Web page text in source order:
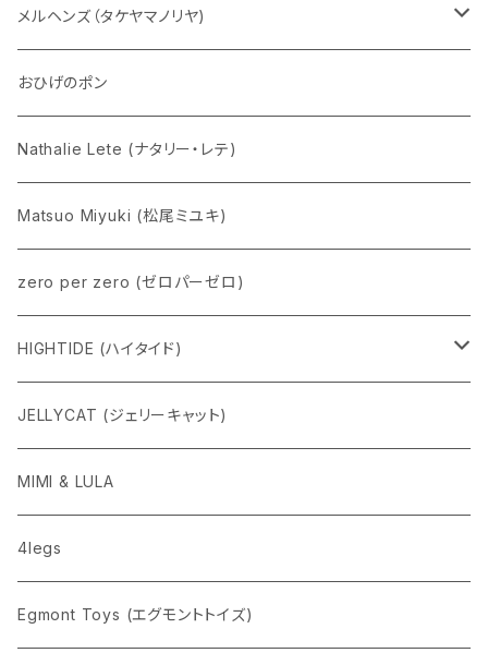
五型動物
Eddie パンダ
デコちゃん
クマちゃん
メルヘンズ（タケヤマノリヤ)
ケロペチーノ
おひげのポン
Nathalie Lete (ナタリー・レテ)
Matsuo Miyuki (松尾ミユキ)
zero per zero (ゼロパーゼロ)
HIGHTIDE (ハイタイド)
ニューレトロ
penco
nahe
pppppins（ピーーーーンズ）
JELLYCAT (ジェリーキャット)
MIMI & LULA
4legs
Egmont Toys (エグモントトイズ)